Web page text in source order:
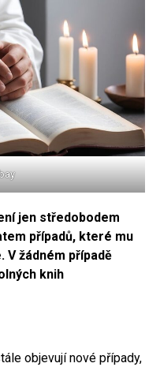
jen středobodem
případů, které mu
žádném případě
knih
objevují nové případy,